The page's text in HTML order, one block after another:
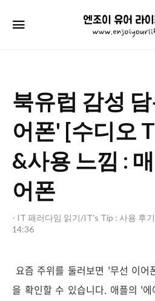
엔
조
어
라
이
프
컴!
북유럽 감성
어폰' [수디오
&사용 느낌 :
어폰
- IT 패러다임 읽기/IT's Tip : 사용 후
14:36
요즘 주위를 둘러보면 '무선 이어
을 확인할 수 있습니다. 애플의 '